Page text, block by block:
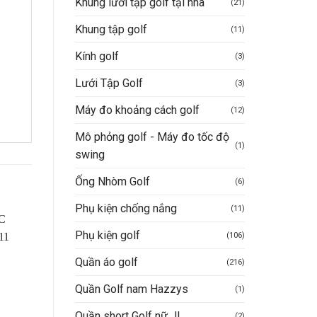
(21)
Khung tập golf (11)
Kính golf (3)
Lưới Tập Golf (3)
Máy đo khoảng cách golf (12)
Mô phỏng golf - Máy đo tốc độ
swing
(1)
Ống Nhòm Golf (6)
Phụ kiện chống nắng (11)
Phụ kiện golf (106)
Quần áo golf (216)
Quần Golf nam Hazzys (1)